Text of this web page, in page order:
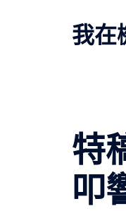
我在
特
叩